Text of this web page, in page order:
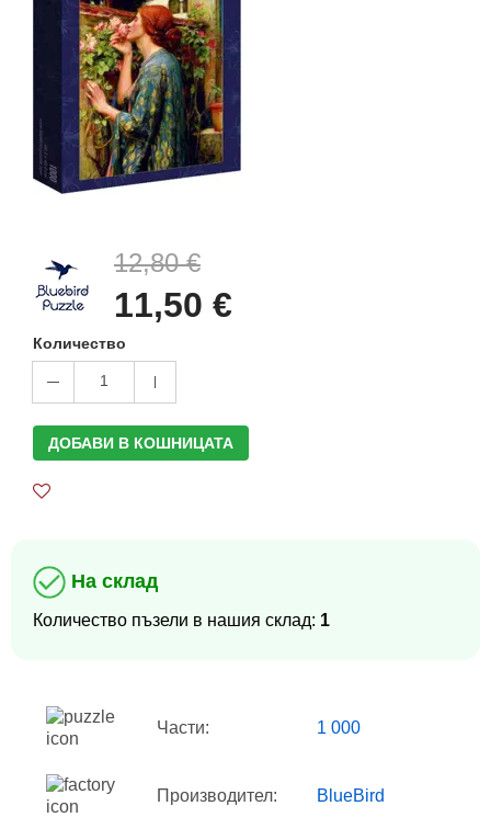
12,80 €
11,50 €
Количество
1
ДОБАВИ В КОШНИЦАТА
На склад
Количество пъзели в нашия склад: 1
Части: 1 000
Производител: BlueBird